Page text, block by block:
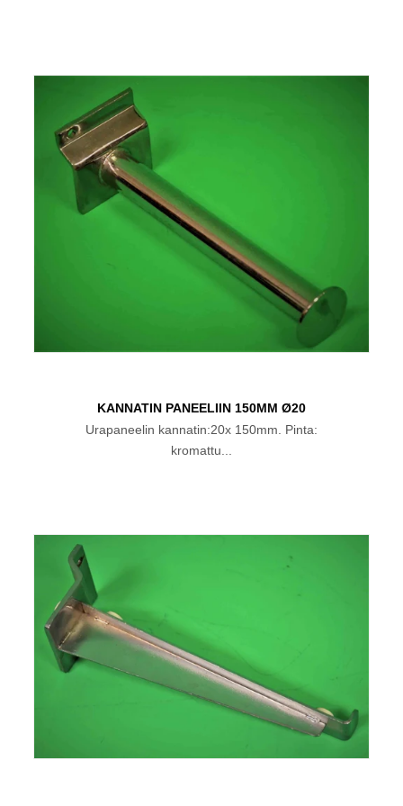
KANNATIN PANEELIIN 150MM Ø20
Urapaneelin kannatin:20x 150mm. Pinta:
kromattu...